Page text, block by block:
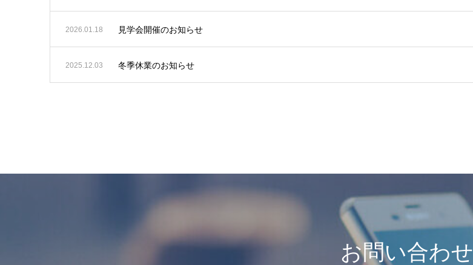
2026.01.18 見学会開催のお知らせ
2025.12.03 冬季休業のお知らせ
お問い合わせ